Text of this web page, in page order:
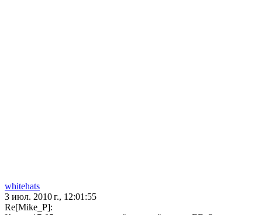
whitehats
3 июл. 2010 г., 12:01:55
Re[Mike_P]: